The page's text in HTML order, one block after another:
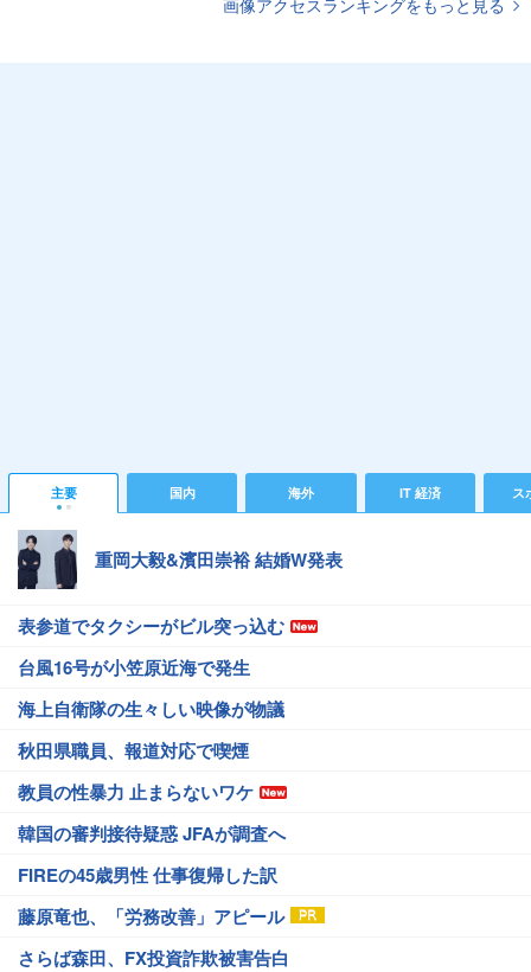
主要 国内 海外 IT 経済 ス
重岡大毅&濱田崇裕 結婚W発表
表参道でタクシーがビル突っ込む
台風16号が小笠原近海で発生
海上自衛隊の生々しい映像が物議
秋田県職員、報道対応で喫煙
教員の性暴力 止まらないワケ
韓国の審判接待疑惑 JFAが調査へ
FIREの45歳男性 仕事復帰した訳
藤原竜也、「労務改善」アピール
さらば森田、FX投資詐欺被害告白